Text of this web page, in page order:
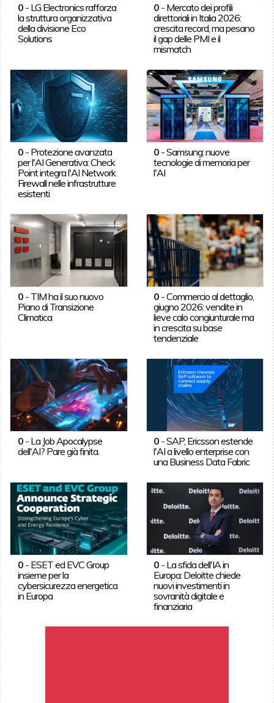
0- LG Electronics rafforza
la struttura organizzativa
della divisione Eco
Solutions
0 - Mercato dei profili
direttoriali in Italia 2026:
crescita record, ma pesano
il gap delle PMI e il
mismatch
0- Protezione avanzata
per l'AI Generativa: Check
Point integra l'AI Network
Firewall nelle infrastrutture
esistenti
0 -Samsung: nuove
tecnologie di memoria per
l'AI
0- TIM ha il suo nuovo
Piano di Transizione
Climatica
0 -Commercio al dettaglio,
giugno 2026: vendite in
lieve calo congiunturale ma
in crescita su base
tendenziale
0- La Job Apocalypse
dell'AI? Pare già finita.
0 -SAP, Ericsson estende
l'AI a livello enterprise con
una Business Data Fabric
0- ESET ed EVC Group
insieme per la
cybersicurezza energetica
in Europa
0 - La sfida dell'IA in
Europa: Deloitte chiede
nuovi investimenti in
sovranità digitale e
finanziaria